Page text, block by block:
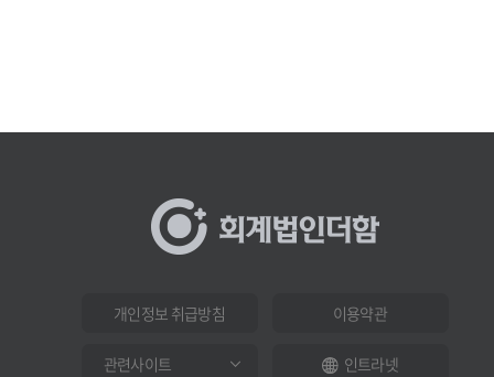
개인정보 취급방침 이용약관
인트라넷